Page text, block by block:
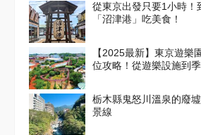
從東京出發只要1小時！
「沼津港」吃美食！
【2025最新】東京遊樂
位攻略！從遊樂設施到
栃木縣鬼怒川溫泉的廢
景線